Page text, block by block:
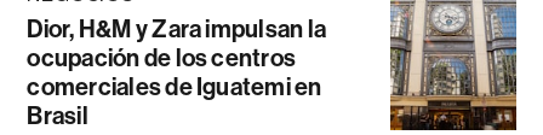
Dior, H&M y Zara impulsan la
ocupación de los centros
comerciales de Iguatemi en
Brasil